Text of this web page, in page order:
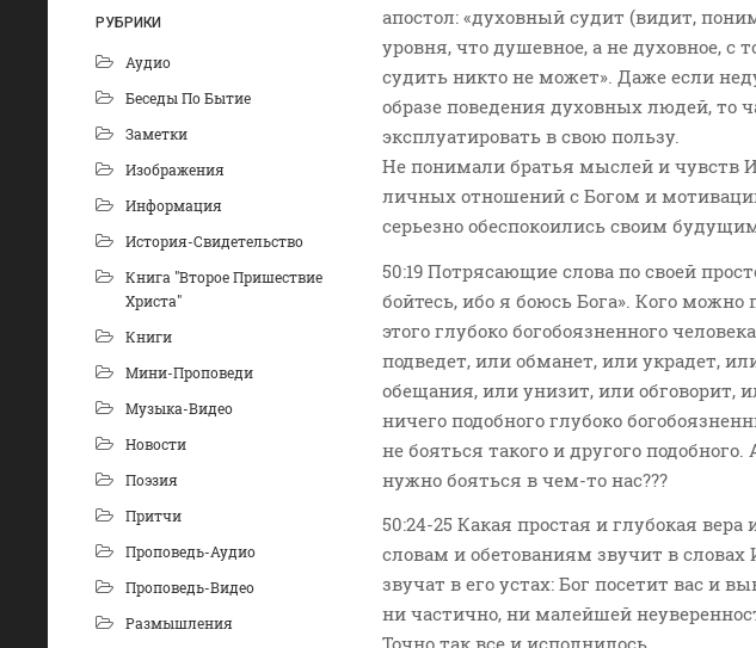
РУБРИКИ
Аудио
Беседы По Бытие
Заметки
Изображения
Информация
История-Свидетельство
Книга "Второе Пришествие
Христа"
Книги
Мини-Проповеди
Музыка-Видео
Новости
Поэзия
Притчи
Проповедь-Аудио
Проповедь-Видео
Размышления
апостол: «духовный судит (видит,
уровня, что душевное, а не духовное, с
судить никто не может». Даже если
образе поведения духовных людей, то
эксплуатировать в свою пользу.
Не понимали братья мыслей и чувств
личных отношений с Богом и
серьезно обеспокоились своим
50:19 Потрясающие слова по своей
бойтесь, ибо я боюсь Бога». Кого
этого глубоко богобоязненного
подведет, или обманет, или украдет,
обещания, или унизит, или обговорит,
ничего подобного глубоко
не бояться такого и другого
нужно бояться в чем-то нас???
50:24-25 Какая простая и глубокая
словам и обетованиям звучит в
звучат в его устах: Бог посетит вас и
ни частично, ни малейшей
Точно так все и исполнилось.